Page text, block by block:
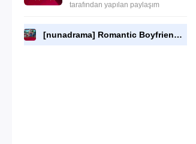
tarafından yapılan paylaşım
[nunadrama] Romantic Boyfriend Episode 11.480p.mp4